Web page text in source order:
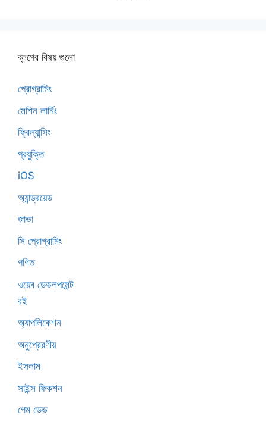
ব্লগের বিষয় গুলো
প্রোগ্রামিং
মেশিন লার্নিং
ফ্রিল্যান্সিং
প্রযুক্তি
iOS
অ্যান্ড্রয়েড
জাভা
সি প্রোগ্রামিং
গণিত
ওয়েব ডেভলপমেন্ট
বই
অ্যাপলিকেশন
অনুপ্রেরণীয়
ইসলাম
সাইন্স ফিকশন
গেম ডেভ